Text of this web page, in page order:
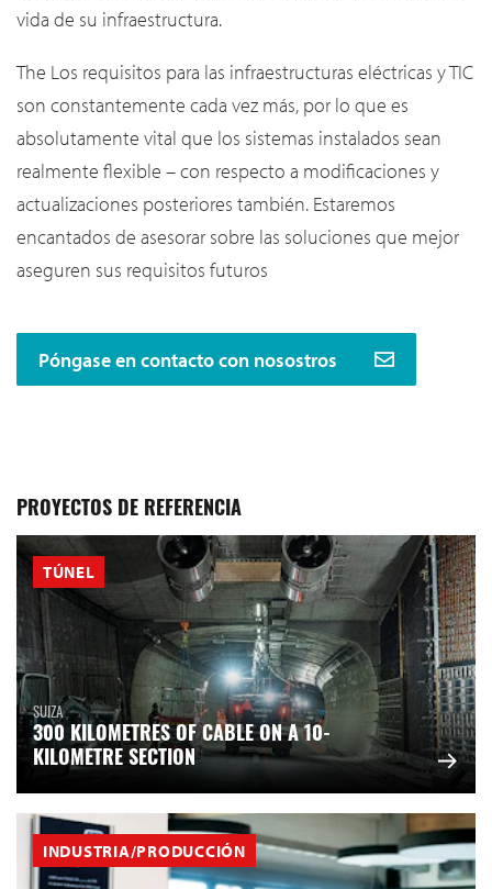
vida de su infraestructura.
The Los requisitos para las infraestructuras eléctricas y TIC
son constantemente cada vez más, por lo que es
absolutamente vital que los sistemas instalados sean
realmente flexible – con respecto a modificaciones y
actualizaciones posteriores también. Estaremos
encantados de asesorar sobre las soluciones que mejor
aseguren sus requisitos futuros
Póngase en contacto con nosostros
PROYECTOS DE REFERENCIA
TÚNEL
SUIZA
300 KILOMETRES OF CABLE ON A 10-
KILOMETRE SECTION
INDUSTRIA/PRODUCCIÓN